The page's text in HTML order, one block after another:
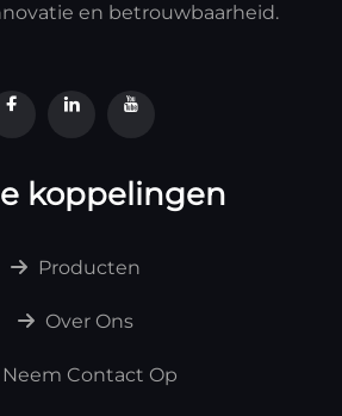
en betrouwbaarheid.
koppelingen
Producten
Over Ons
Neem Contact Op